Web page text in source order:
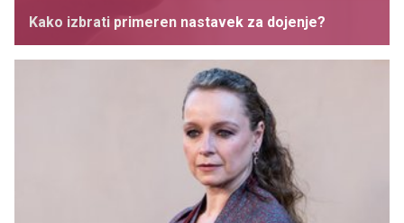
Kako izbrati primeren nastavek za dojenje?